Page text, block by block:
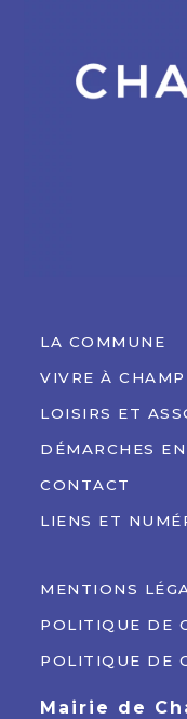
LA COMMUNE
VIVRE À
LOISIRS ET
DÉMARCHES
CONTACT
LIENS ET
MENTIONS
POLITIQUE DE
POLITIQUE DE
Mairie de